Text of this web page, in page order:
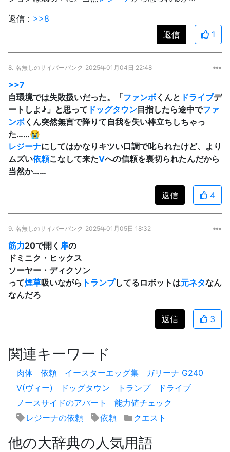
返信： >>8
返信
1
8. 名無しのサイバーパンク 2025年01月04日 22:48
>>7
自環境では失敗扱いだった。「ファンボ くんと ドライブデ
ートしよ♪」と思って ドッグタウン目指したら途中でファ
ンボ くん突然無言で降りて自我を失い棒立ちしちゃっ
た……😭
レジーナにしてはかなりキツい口調で叱られたけど、より
ムズい依頼こなして来たVへの信頼を裏切られたんだから
当然か……
返信 4
9. 名無しのサイバーパンク 2025年01月05日 18:32
筋力20で開く 扉の
ドミニク・ヒックス
ソーヤー・ディクソン
って煙草吸いながら トランプしてるロボットは元ネタなん
なんだろ
返信 3
関連キーワード
肉体 依頼 イースターエッグ集
ガリーナ G240
V(ヴィー)
ドッグタウン トランプ
ドライブ
ノースサイドのアパート
能力値チェック
レジーナの依頼
依頼 クエスト
他の大辞典の人気用語